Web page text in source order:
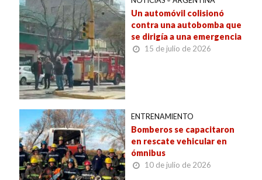
Un automóvil colisionó
contra una autobomba que
se dirigía a una emergencia
15 de julio de 2026
ENTRENAMIENTO
Bomberos se capacitaron
en rescate vehicular en
ómnibus
10 de julio de 2026